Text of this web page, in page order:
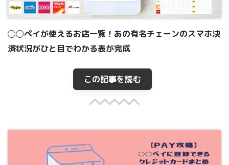
◯◯ペイが使えるお店一覧！あの有名チェーンのスマホ決
済状況がひと目でわかる表が完成
この記事を読む